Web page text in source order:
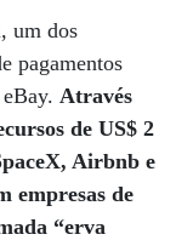
um dos
pagamentos
Através
de US$ 2
Airbnb e
empresas de
“erva